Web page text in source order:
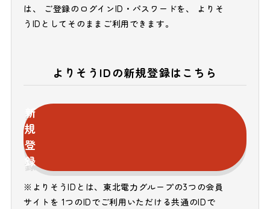
は、 ご登録のログインID・パスワードを、 よりそ
うIDとしてそのままご利用できます。
よりそうIDの新規登録はこちら
新
規
登
録
※よりそうIDとは、東北電力グループの3つの会員
サイトを 1つのIDでご利用いただける共通のIDで